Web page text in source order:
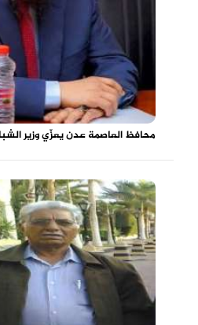
محافظ العاصمة عدن يعزّي وزير